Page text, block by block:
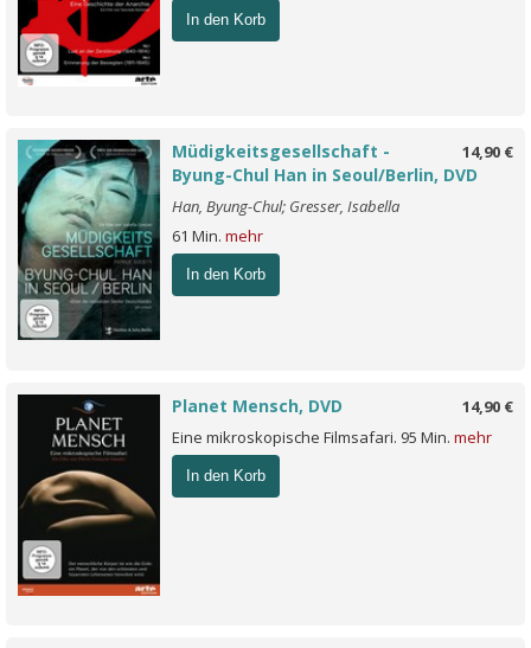
In den Korb
14,90 €
Müdigkeitsgesellschaft -
Byung-Chul Han in Seoul/Berlin, DVD
Han, Byung-Chul; Gresser, Isabella
61 Min. mehr
In den Korb
14,90 €
Planet Mensch, DVD
Eine mikroskopische Filmsafari. 95 Min. mehr
In den Korb